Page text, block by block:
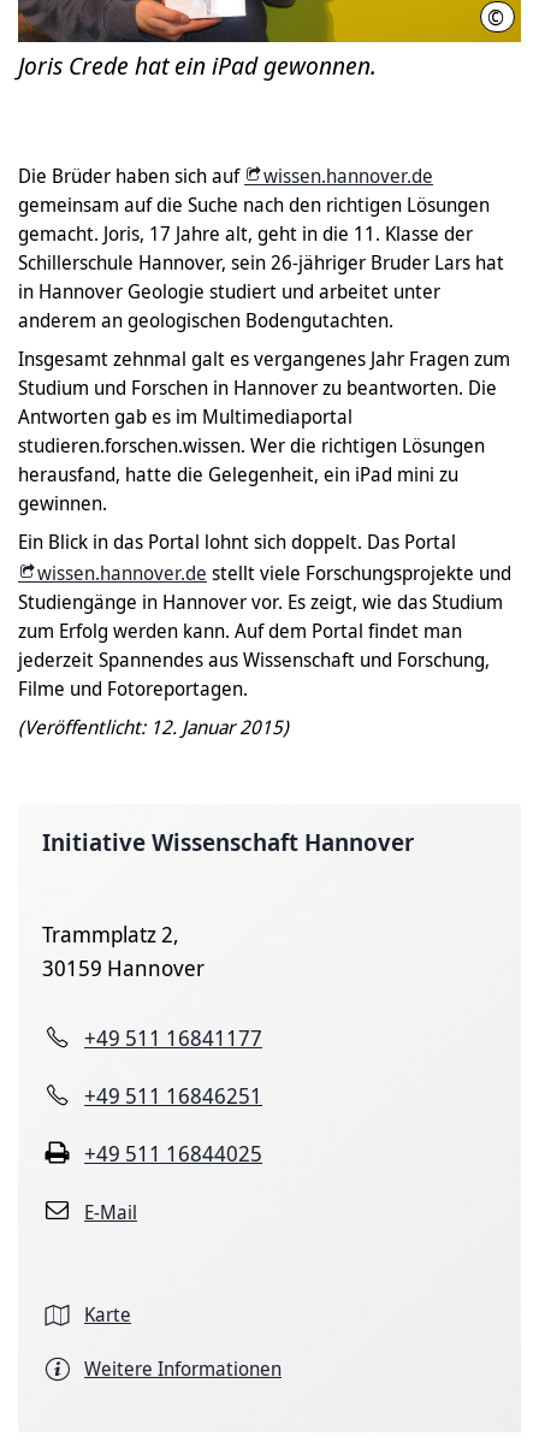
©
Joris Crede hat ein iPad gewonnen.
Die Brüder haben sich auf
wissen.hannover.de
gemeinsam auf die Suche nach den richtigen Lösungen
gemacht. Joris, 17 Jahre alt, geht in die 11. Klasse der
Schillerschule Hannover, sein 26-jähriger Bruder Lars hat
in Hannover Geologie studiert und arbeitet unter
anderem an geologischen Bodengutachten.
Insgesamt zehnmal galt es vergangenes Jahr Fragen zum
Studium und Forschen in Hannover zu beantworten. Die
Antworten gab es im Multimediaportal
studieren.forschen.wissen. Wer die richtigen Lösungen
herausfand, hatte die Gelegenheit, ein iPad mini zu
gewinnen.
Ein Blick in das Portal lohnt sich doppelt. Das Portal
wissen.hannover.de stellt viele Forschungsprojekte und
Studiengänge in Hannover vor. Es zeigt, wie das Studium
zum Erfolg werden kann. Auf dem Portal findet man
jederzeit Spannendes aus Wissenschaft und Forschung,
Filme und Fotoreportagen.
(Veröffentlicht: 12. Januar 2015)
Initiative Wissenschaft Hannover
Trammplatz 2,
30159 Hannover
+49 511 16841177
+49 511 16846251
+49 511 16844025
E-Mail
Karte
Weitere Informationen